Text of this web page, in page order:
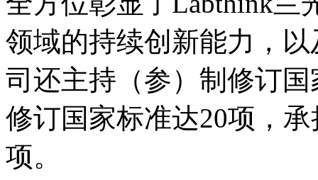
领域的持续创新能力，
司还主持（参）制修订
修订国家标准达20项，
项。